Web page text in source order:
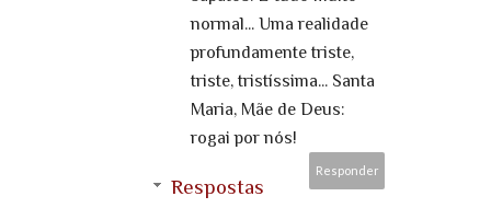
normal... Uma realidade
profundamente triste,
triste, tristíssima... Santa
Maria, Mãe de Deus:
rogai por nós!
Responder
Respostas